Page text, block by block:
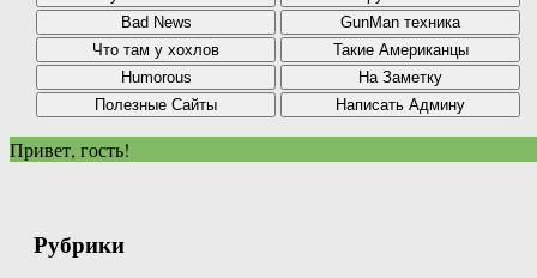
Привет, гость!
Рубрики